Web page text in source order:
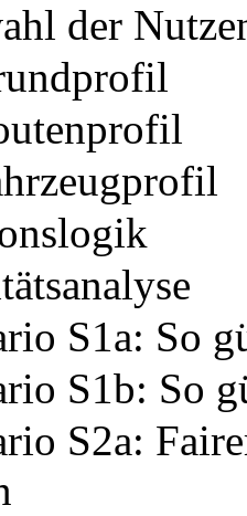
der
S1a: So
S1b: So
S2a: